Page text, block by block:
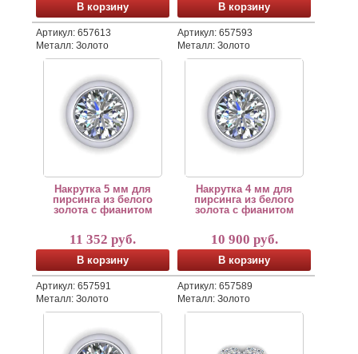
В корзину
Артикул: 657613
Металл: Золото
В корзину
Артикул: 657593
Металл: Золото
Круглая накрутка для пирсинга лабрета из белого
Накрутка изготовлена из белого золота 585
Мы можем также изготовить данное ювелирное
Лабрет для накрутки в комплект не входит и
Накрутка 5 мм для
пирсинга из белого
золота с фианитом
11 352 руб.
В корзину
Артикул: 657591
Металл: Золото
Круглая накрутка для
Накрутка изготовлена из
Мы можем также изготовить
Лабрет для накрутки в
Накрутка 4 мм для
пирсинга из белого
золота с фианитом
10 900 руб.
В корзину
Артикул: 657589
Металл: Золото
Круглая накрутка для пирсинга лабрета из белого
Накрутка изготовлена из белого золота 585
Ювелирная накрутка для